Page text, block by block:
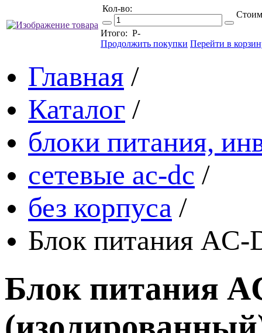
Кол-во:
Итого: Р-
Продолжить покупки Перейти в
Главная /
Каталог /
блоки питания,
сетевые ac-dc /
без корпуса /
Блок питания AC-
Блок питания